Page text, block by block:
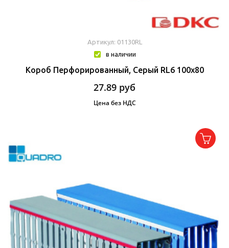
Артикул: 01130RL
в наличии
Короб Перфорированный, Серый RL6 100x80
27.89 руб
Цена без НДС